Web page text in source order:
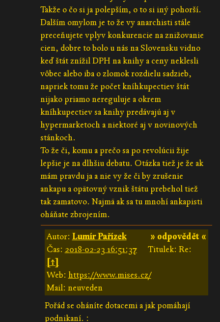
Takže o čo si ja polepším, o to si iný pohorší.
Dalším omylom je to že vy anarchisti stále
preceňujete vplyv konkurencie na znižovanie
cien, dobre to bolo u nás na Slovensku vidno
keď štát znížil DPH na knihy a ceny neklesli
vôbec alebo iba o zlomok rozdielu sadzieb,
napriek tomu že počet kníhkupectiev štát
nijako priamo nereguluje a okrem
kníhkupectiev sa knihy predávajú aj v
hypermarketoch a niektoré aj v novinových
stánkoch.
To že či, komu a prečo sa po revolúcii žije
lepšie je na dlhšiu debatu. Otázka tiež je že ak
mám pravdu ja a nie vy že či by zrušenie
ankapu a opätovný vznik štátu prebehol tiež
tak zamatovo. Najmä ak sa tu mnohí ankapisti
oháňate zbrojením.
» odpovědět «
Autor: Lumír Pařízek
Čas: 2018-02-23 16:51:37
Titulek: Re:
[↑]
Web: https://www.mises.cz/
Mail: neuveden
Pořád se oháníte dotacemi a jak pomáhají
podnikaní. :